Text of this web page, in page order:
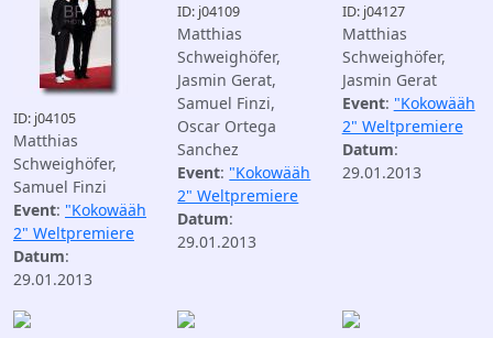
ID: j04105
Matthias
Schweighöfer,
Samuel Finzi
Event: "Kokowääh
2" Weltpremiere
Datum:
29.01.2013
ID: j04109
Matthias
Schweighöfer,
Jasmin Gerat,
Samuel Finzi,
Oscar Ortega
Sanchez
Event: "Kokowääh
2" Weltpremiere
Datum:
29.01.2013
ID: j04127
Matthias
Schweighöfer,
Jasmin Gerat
Event: "Kokowääh
2" Weltpremiere
Datum:
29.01.2013